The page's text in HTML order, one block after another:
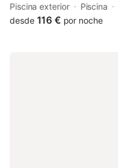
parking for guests who
garden views.
Piscina exterior Piscina
desde 116 € por noche